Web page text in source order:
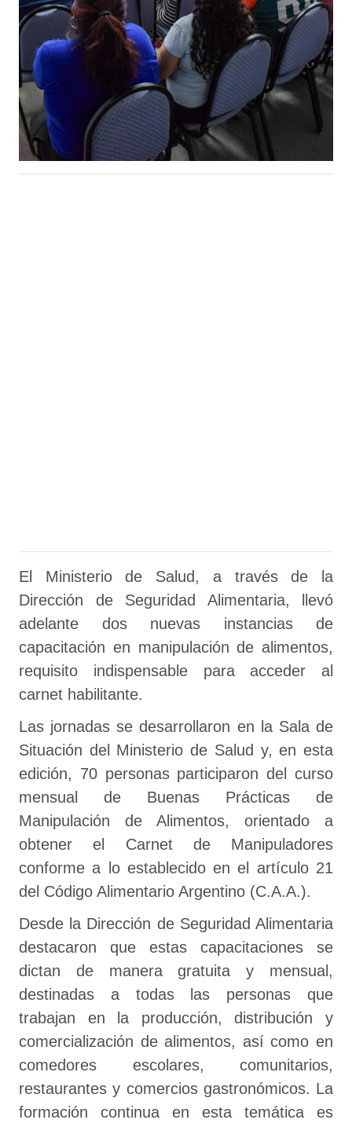
El Ministerio de Salud, a través de la
Dirección de Seguridad Alimentaria, llevó
adelante dos nuevas instancias de
capacitación en manipulación de alimentos,
requisito indispensable para acceder al
carnet habilitante.
Las jornadas se desarrollaron en la Sala de
Situación del Ministerio de Salud y, en esta
edición, 70 personas participaron del curso
mensual de Buenas Prácticas de
Manipulación de Alimentos, orientado a
obtener el Carnet de Manipuladores
conforme a lo establecido en el artículo 21
del Código Alimentario Argentino (C.A.A.).
Desde la Dirección de Seguridad Alimentaria
destacaron que estas capacitaciones se
dictan de manera gratuita y mensual,
destinadas a todas las personas que
trabajan en la producción, distribución y
comercialización de alimentos, así como en
comedores escolares, comunitarios,
restaurantes y comercios gastronómicos. La
formación continua en esta temática es